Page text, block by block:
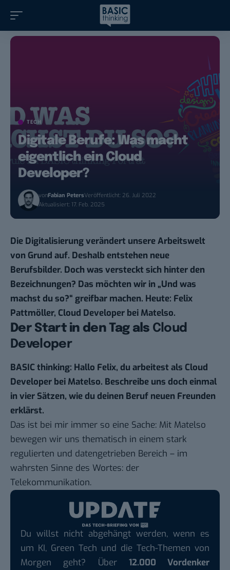
TECH
Digitale Berufe: Was macht
eigentlich ein Cloud
Developer?
vonFabian PetersVeröffentlicht: 26. Juli 2022
Aktualisiert: 17. Feb. 2025
Die Digitalisierung verändert unsere Arbeitswelt
von Grund auf. Deshalb entstehen neue
Berufsbilder. Doch was versteckt sich hinter den
Bezeichnungen? Das möchten wir in „Und was
machst du so?“ greifbar machen. Heute: Felix
Pattmöller, Cloud Developer bei Matelso.
Der Start in den Tag als Cloud
Developer
BASIC thinking: Hallo Felix, du arbeitest als Cloud
Developer bei Matelso. Beschreibe uns doch einmal
in vier Sätzen, wie du deinen Beruf neuen Freunden
erklärst.
Das ist bei mir immer so eine Sache: Mit Matelso
bewegen wir uns thematisch in einem stark
regulierten und datengetrieben Bereich – im
wahrsten Sinne des Wortes: der
Telekommunikation.
Du willst nicht abgehängt werden, wenn es
um KI, Green Tech und die Tech-Themen von
Morgen geht? Über 12.000 Vordenker